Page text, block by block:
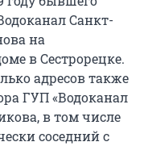
Санкт-
на
в Сестрорецке.
адресов также
ГУП «Водоканал
в том числе
соседний с